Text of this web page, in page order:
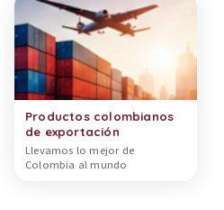
Productos colombianos
de exportación
Llevamos lo mejor de
Colombia al mundo